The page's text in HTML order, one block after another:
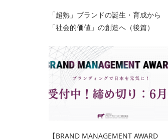
「超熟」ブランドの誕生・育成から
「社会的価値」の創造へ（後篇）
【BRAND MANAGEMENT AWARD